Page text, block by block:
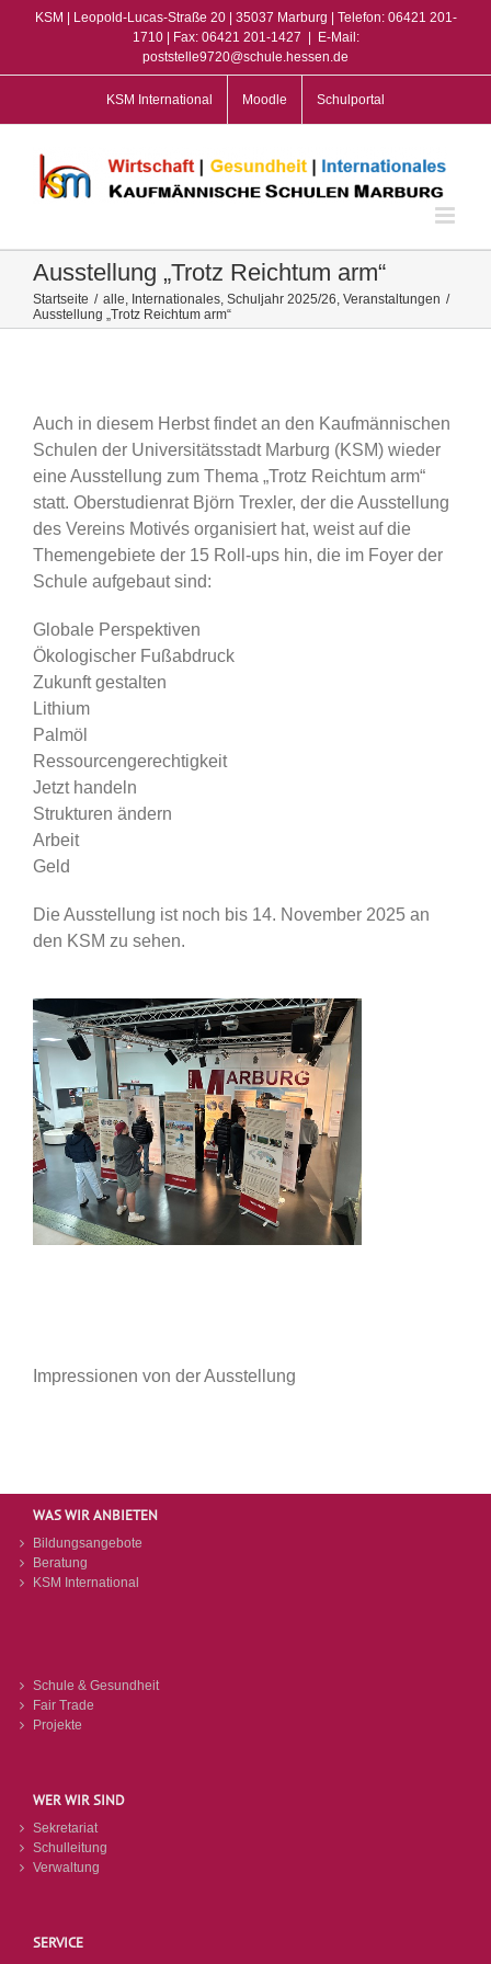
KSM | Leopold-Lucas-Straße 20 | 35037 Marburg | Telefon: 06421 201-
1710 | Fax: 06421 201-1427
E-Mail:
poststelle9720@schule.hessen.de
KSM International Moodle Schulportal
Ausstellung „Trotz Reichtum arm“
Startseite / alle, Internationales, Schuljahr 2025/26, Veranstaltungen /
Ausstellung „Trotz Reichtum arm“
Auch in diesem Herbst findet an den Kaufmännischen
Schulen der Universitätsstadt Marburg (KSM) wieder
eine Ausstellung zum Thema „Trotz Reichtum arm“
statt. Oberstudienrat Björn Trexler, der die Ausstellung
des Vereins Motivés organisiert hat, weist auf die
Themengebiete der 15 Roll-ups hin, die im Foyer der
Schule aufgebaut sind:
Globale Perspektiven
Ökologischer Fußabdruck
Zukunft gestalten
Lithium
Palmöl
Ressourcengerechtigkeit
Jetzt handeln
Strukturen ändern
Arbeit
Geld
Die Ausstellung ist noch bis 14. November 2025 an
den KSM zu sehen.
Impressionen von der Ausstellung
WAS WIR ANBIETEN
Bildungsangebote
Beratung
KSM International
Schule & Gesundheit
Fair Trade
Projekte
WER WIR SIND
Sekretariat
Schulleitung
Verwaltung
SERVICE